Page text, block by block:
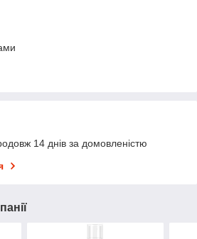
14 днів за домовленістю